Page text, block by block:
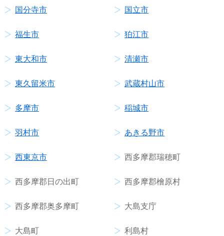
国分寺市 国立市
福生市 狛江市
東大和市 清瀬市
東久留米市 武蔵村山市
多摩市 稲城市
羽村市 あきる野市
西東京市 西多摩郡瑞穂町
西多摩郡日の出町 西多摩郡檜原村
西多摩郡奥多摩町 大島支庁
大島町 利島村